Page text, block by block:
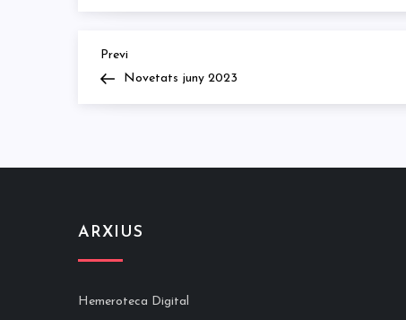
Navegació
d'entrades
Previous
Post
Previ
Novetats juny 2023
ARXIUS
Hemeroteca Digital